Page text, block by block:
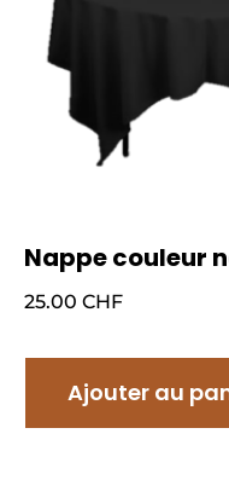
Nappe couleur
25.00 CHF
Ajouter au